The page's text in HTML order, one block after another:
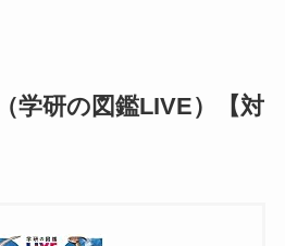
学研の図鑑LIVE）【対